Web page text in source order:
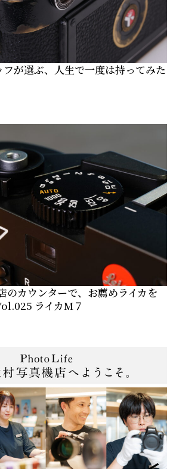
フが選ぶ、人生で一度は持ってみた
のカウンターで、お薦めライカを
ライカM７